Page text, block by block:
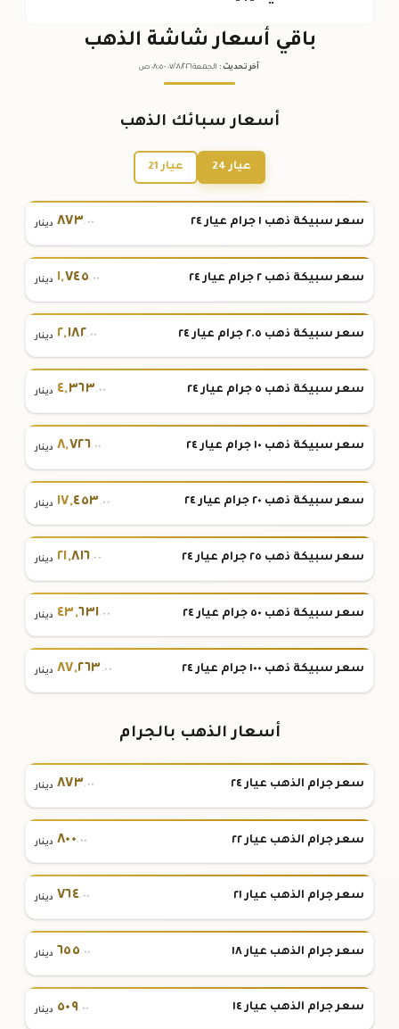
باقي أسعار شاشة الذهب
آخر تحديث : الجمعة ٠٧ /٠٨/٢٠٢٦ - ٠٨:٠٥ ص
أسعار سبائك الذهب
عيار 24 عيار 21
سعر سبيكة ذهب ١ جرام عيار ٢٤ ٨٧٣.٠٠ دينار
سعر سبيكة ذهب ٢ جرام عيار ٢٤ ١,٧٤٥.٠٠ دينار
سعر سبيكة ذهب ٢.٥ جرام عيار ٢٤ ٢,١٨٢.٠٠ دينار
سعر سبيكة ذهب ٥ جرام عيار ٢٤ ٤,٣٦٣.٠٠ دينار
سعر سبيكة ذهب ١٠ جرام عيار ٢٤ ٨,٧٢٦.٠٠ دينار
سعر سبيكة ذهب ٢٠ جرام عيار ٢٤ ١٧,٤٥٣.٠٠ دينار
سعر سبيكة ذهب ٢٥ جرام عيار ٢٤ ٢١,٨١٦.٠٠ دينار
سعر سبيكة ذهب ٥٠ جرام عيار ٢٤ ٤٣,٦٣١.٠٠ دينار
سعر سبيكة ذهب ١٠٠ جرام عيار ٢٤ ٨٧,٢٦٣.٠٠ دينار
أسعار الذهب بالجرام
سعر جرام الذهب عيار ٢٤ ٨٧٣.٠٠ دينار
سعر جرام الذهب عيار ٢٢ ٨٠٠.٠٠ دينار
سعر جرام الذهب عيار ٢١ ٧٦٤.٠٠ دينار
سعر جرام الذهب عيار ١٨ ٦٥٥.٠٠ دينار
سعر جرام الذهب عيار ١٤ ٥٠٩.٠٠ دينار